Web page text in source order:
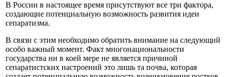
В России в настоящее время присутствуют все три фактора,
создающие потенциальную возможность развития идеи
сепаратизма.
В связи с этим необходимо обратить внимание на следующий
особо важный момент. Факт многонациональности
государства ни в коей мере не является причиной
сепаратистских настроений это лишь та почва, которая